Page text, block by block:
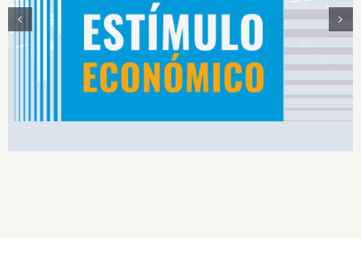
Estímulos Económicos para Deportistas de Alto
Rendimiento IS2026